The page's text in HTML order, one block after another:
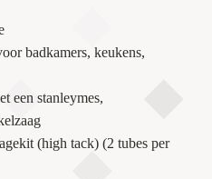
badkamers, keukens,
een stanleymes,
(high tack) (2 tubes per